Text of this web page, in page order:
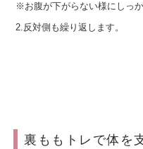
※お腹が下がらない様にしっか
2.反対側も繰り返します。
裏ももトレで体を